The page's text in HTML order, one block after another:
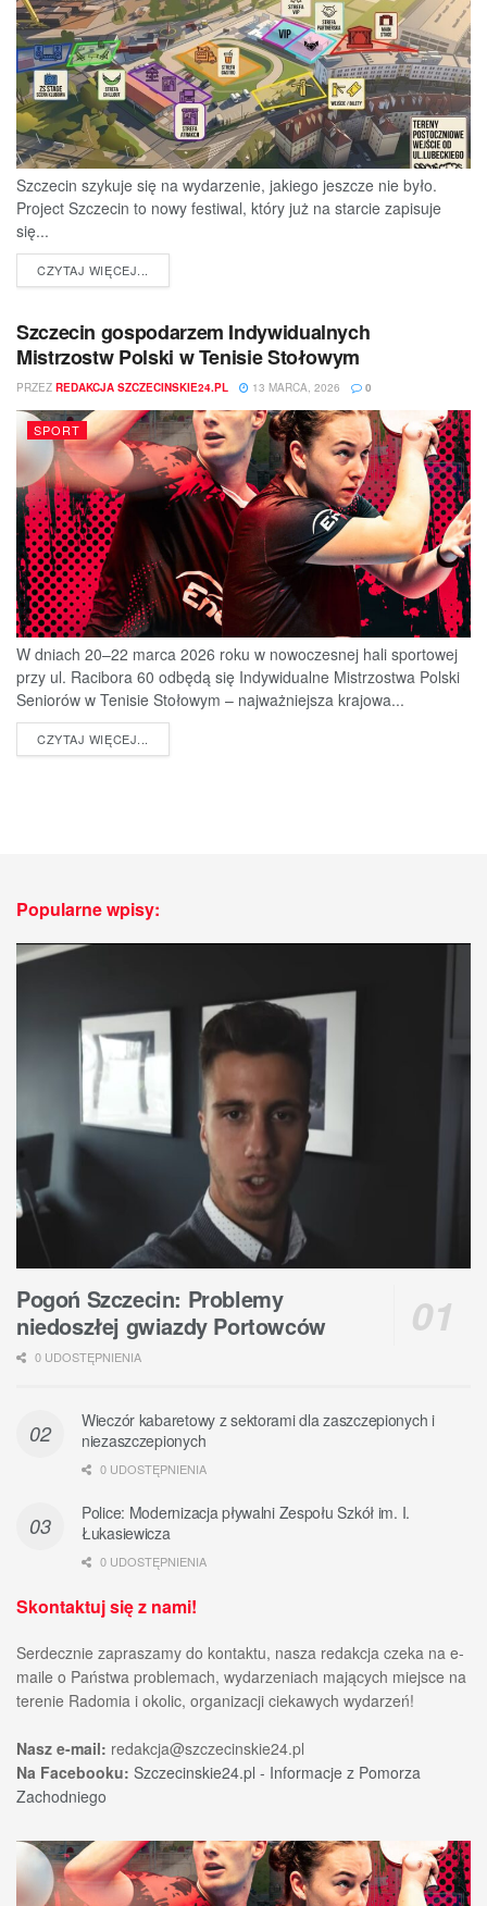
Szczecin szykuje się na wydarzenie, jakiego jeszcze nie było.
Project Szczecin to nowy festiwal, który już na starcie zapisuje
się...
CZYTAJ WIĘCEJ...
Szczecin gospodarzem Indywidualnych
Mistrzostw Polski w Tenisie Stołowym
PRZEZ REDAKCJA SZCZECINSKIE24.PL 13 MARCA, 2026 0
SPORT
W dniach 20–22 marca 2026 roku w nowoczesnej hali sportowej
przy ul. Racibora 60 odbędą się Indywidualne Mistrzostwa Polski
Seniorów w Tenisie Stołowym – najważniejsza krajowa...
CZYTAJ WIĘCEJ...
Popularne wpisy:
Pogoń Szczecin: Problemy
niedoszłej gwiazdy Portowców
0 UDOSTĘPNIENIA
Wieczór kabaretowy z sektorami dla zaszczepionych i
niezaszczepionych
0 UDOSTĘPNIENIA
Police: Modernizacja pływalni Zespołu Szkół im. I.
Łukasiewicza
0 UDOSTĘPNIENIA
Skontaktuj się z nami!
Serdecznie zapraszamy do kontaktu, nasza redakcja czeka na e-
maile o Państwa problemach, wydarzeniach mających miejsce na
terenie Radomia i okolic, organizacji ciekawych wydarzeń!
Nasz e-mail: redakcja@szczecinskie24.pl
Na Facebooku: Szczecinskie24.pl - Informacje z Pomorza
Zachodniego